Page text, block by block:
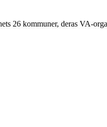
26 kommuner, deras